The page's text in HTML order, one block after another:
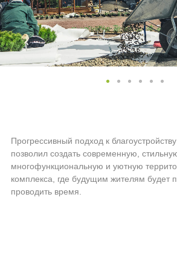
Прогрессивный подход к
позволил создать современную,
многофункциональную и уютную
комплекса, где будущим жителям будет
проводить время.